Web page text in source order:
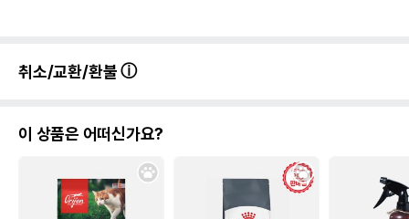
취소/교환/환불
이 상품은 어떠신가요?